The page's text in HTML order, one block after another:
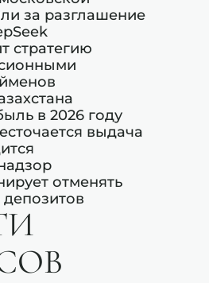
за разглашение
стратегию
в 2026 году
выдача
отменять